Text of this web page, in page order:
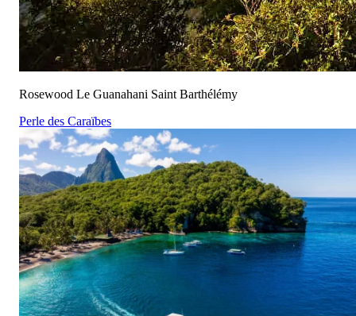
Rosewood Le Guanahani Saint Barthélémy
Perle des Caraïbes